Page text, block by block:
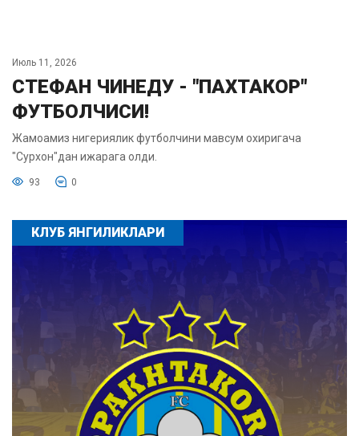
Июль 11, 2026
СТЕФАН ЧИНЕДУ - "ПАХТАКОР"
ФУТБОЛЧИСИ!
Жамоамиз нигериялик футболчини мавсум охиригача
"Сурхон"дан ижарага олди.
93 0
КЛУБ ЯНГИЛИКЛАРИ